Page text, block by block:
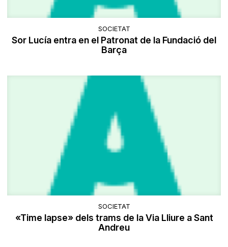
SOCIETAT
Sor Lucía entra en el Patronat de la Fundació del
Barça
SOCIETAT
«Time lapse» dels trams de la Via Lliure a Sant
Andreu